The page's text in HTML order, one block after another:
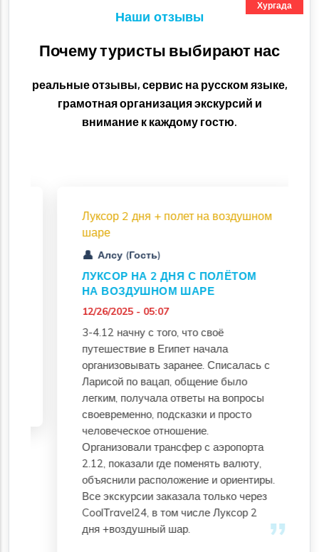
Хургада
Наши отзывы
Почему туристы выбирают нас
реальные отзывы, сервис на русском языке,
грамотная организация экскурсий и
внимание к каждому гостю.
Луксор 2 дня + полет на воздушном
шаре
Алсу (Гость)
ЛУКСОР НА 2 ДНЯ С ПОЛЁТОМ
НА ВОЗДУШНОМ ШАРЕ
12/26/2025 - 05:07
3-4.12 начну с того, что своё
путешествие в Египет начала
организовывать заранее. Списалась с
Ларисой по вацап, общение было
легким, получала ответы на вопросы
своевременно, подсказки и просто
человеческое отношение.
Организовали трансфер с аэропорта
2.12, показали где поменять валюту,
объяснили расположение и ориентиры.
Все экскурсии заказала только через
CoоlТravel24, в том числе Луксор 2
дня +воздушный шар.